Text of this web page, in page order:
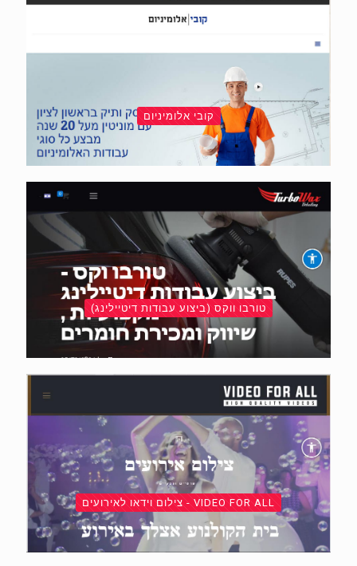
קובי אלומיניום
טורבו ווקס (ביצוע עבודות דיטיילינג)
VIDEO FOR ALL - צילום וידאו לאירועים